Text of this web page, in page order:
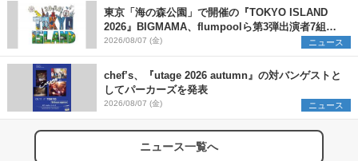
東京「海の森公園」で開催の『TOKYO ISLAND
2026』BIGMAMA、flumpoolら第3弾出演者7組を
発表 ワークショップ・アート出展者を募集
2026/08/07 (金) ニュース
chef’s、『utage 2026 autumn』の対バンゲストと
してパーカーズを発表
2026/08/07 (金) ニュース
ニュース一覧へ